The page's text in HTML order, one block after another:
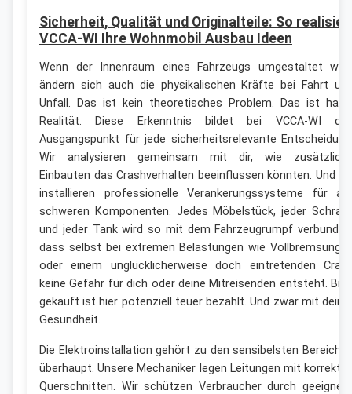
Sicherheit, Qualität und Originalteile: So
VCCA-WI Ihre Wohnmobil Ausbau Ideen
Wenn der Innenraum eines Fahrzeugs umgestaltet
ändern sich auch die physikalischen Kräfte bei Fahrt
Unfall. Das ist kein theoretisches Problem. Das ist
Realität. Diese Erkenntnis bildet bei VCCA-WI
Ausgangspunkt für jede sicherheitsrelevante
Wir analysieren gemeinsam mit dir, wie
Einbauten das Crashverhalten beeinflussen könnten. Und
installieren professionelle Verankerungssysteme für
schweren Komponenten. Jedes Möbelstück, jeder
und jeder Tank wird so mit dem Fahrzeugrumpf
dass selbst bei extremen Belastungen wie
oder einem unglücklicherweise doch eintretenden
keine Gefahr für dich oder deine Mitreisenden entsteht.
gekauft ist hier potenziell teuer bezahlt. Und zwar mit
Gesundheit.
Die Elektroinstallation gehört zu den sensibelsten
überhaupt. Unsere Mechaniker legen Leitungen mit
Querschnitten. Wir schützen Verbraucher durch